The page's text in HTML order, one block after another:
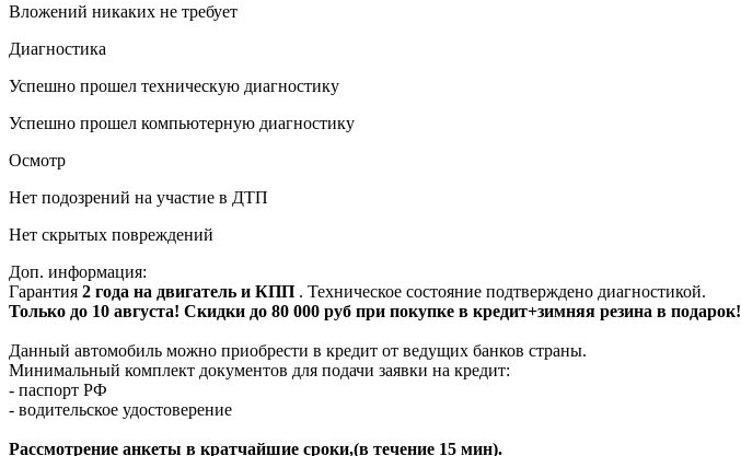
Вложений никаких не требует
Диагностика
Успешно прошел техническую диагностику
Успешно прошел компьютерную диагностику
Осмотр
Нет подозрений на участие в ДТП
Нет скрытых повреждений
Доп. информация:
Гарантия 2 года на двигатель и КПП . Техническое состояние подтверждено диагностикой.
Только до 10 августа! Скидки до 80 000 руб при покупке в кредит+зимняя резина в подарок!
Данный автомобиль можно приобрести в кредит от ведущих банков страны.
Минимальный комплект документов для подачи заявки на кредит:
- паспорт РФ
- водительское удостоверение
Рассмотрение анкеты в кратчайшие сроки,(в течение 15 мин).